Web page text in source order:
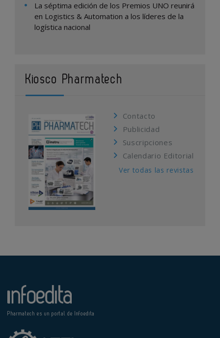
La séptima edición de los Premios UNO reunirá
en Logistics & Automation a los líderes de la
logística nacional
Kiosco Pharmatech
Contacto
Publicidad
Suscripciones
Calendario Editorial
Ver todas las revistas
Pharmatech es un portal de Infoedita